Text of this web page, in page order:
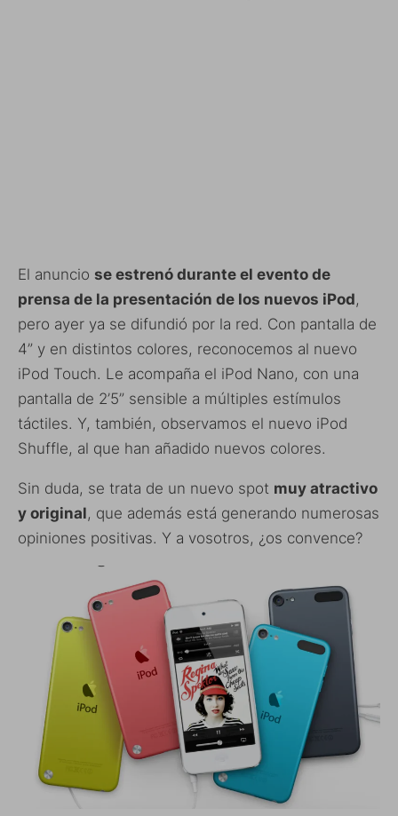
El anuncio se estrenó durante el evento de
prensa de la presentación de los nuevos iPod,
pero ayer ya se difundió por la red. Con pantalla de
4” y en distintos colores, reconocemos al nuevo
iPod Touch. Le acompaña el iPod Nano, con una
pantalla de 2’5” sensible a múltiples estímulos
táctiles. Y, también, observamos el nuevo iPod
Shuffle, al que han añadido nuevos colores.
Sin duda, se trata de un nuevo spot muy atractivo
y original, que además está generando numerosas
opiniones positivas. Y a vosotros, ¿os convence?